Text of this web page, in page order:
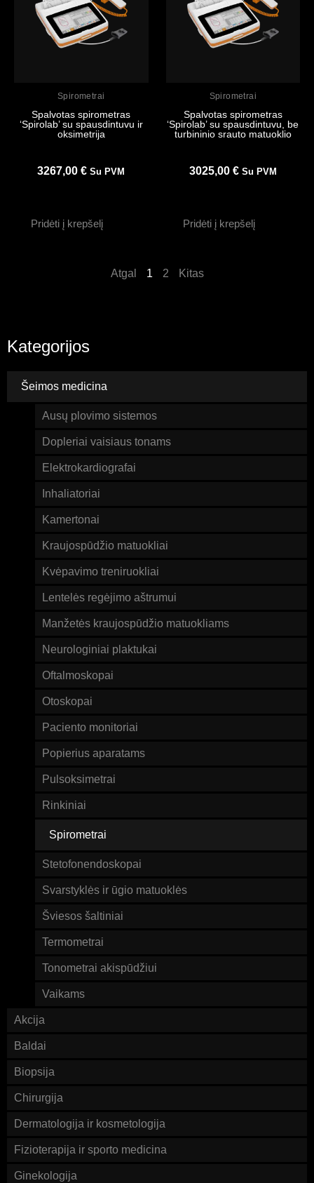
Spirometrai
Spalvotas spirometras
‘Spirolab’ su spausdintuvu ir
oksimetrija
3267,00€ Su PVM
Pridėti į krepšelį
Spirometrai
Spalvotas spirometras
‘Spirolab’ su spausdintuvu, be
turbininio srauto matuoklio
3025,00 € Su PVM
Pridėti į krepšelį
Atgal 1 2 Kitas
Kategorijos
Šeimos medicina
Ausų plovimo sistemos
Dopleriai vaisiaus tonams
Elektrokardiografai
Inhaliatoriai
Kamertonai
Kraujospūdžio matuokliai
Kvėpavimo treniruokliai
Lentelės regėjimo aštrumui
Manžetės kraujospūdžio matuokliams
Neurologiniai plaktukai
Oftalmoskopai
Otoskopai
Paciento monitoriai
Popierius aparatams
Pulsoksimetrai
Rinkiniai
Spirometrai
Stetofonendoskopai
Svarstyklės ir ūgio matuoklės
Šviesos šaltiniai
Termometrai
Tonometrai akispūdžiui
Vaikams
Akcija
Baldai
Biopsija
Chirurgija
Dermatologija ir kosmetologija
Fizioterapija ir sporto medicina
Ginekologija